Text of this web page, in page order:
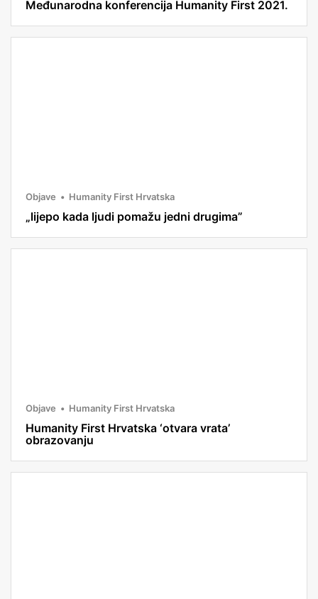
Međunarodna konferencija Humanity First 2021.
Objave Humanity First Hrvatska
„lijepo kada ljudi pomažu jedni drugima”
Objave Humanity First Hrvatska
Humanity First Hrvatska ‘otvara vrata’
obrazovanju